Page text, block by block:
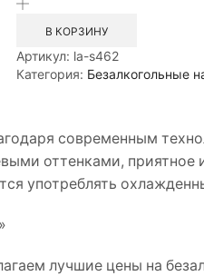
В КОРЗИНУ
Артикул: la-s462
Категория: Безалкогольные
современным
оттенками, приятное
употреблять
лучшие цены на